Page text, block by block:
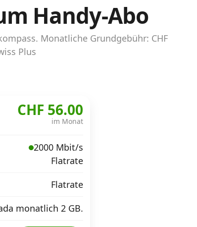
Handy-Abo
Monatliche Grundgebühr: CHF
Plus
CHF 56.00
im Monat
2000 Mbit/s
Flatrate
Flatrate
monatlich 2 GB.